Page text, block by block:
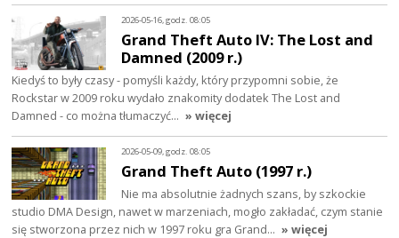
2026-05-16, godz. 08:05
Grand Theft Auto IV: The Lost and
Damned (2009 r.)
Kiedyś to były czasy - pomyśli każdy, który przypomni sobie, że
Rockstar w 2009 roku wydało znakomity dodatek The Lost and
Damned - co można tłumaczyć… » więcej
2026-05-09, godz. 08:05
Grand Theft Auto (1997 r.)
Nie ma absolutnie żadnych szans, by szkockie
studio DMA Design, nawet w marzeniach, mogło zakładać, czym stanie
się stworzona przez nich w 1997 roku gra Grand… » więcej